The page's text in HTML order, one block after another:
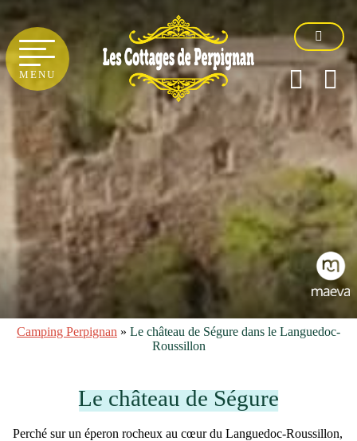
MENU
Camping Perpignan » Le château de Ségure dans le Languedoc-
Roussillon
Le château de Ségure
Perché sur un éperon rocheux au cœur du Languedoc-Roussillon,